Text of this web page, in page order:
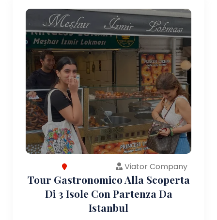
Viator Company
Tour Gastronomico Alla Scoperta
Di 3 Isole Con Partenza Da
Istanbul